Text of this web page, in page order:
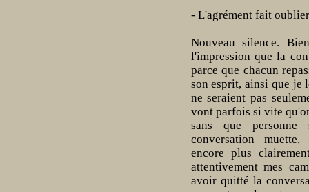
- L'agrément fait
Nouveau silence.
l'impression que la
parce que chacun
son esprit, ainsi que je
ne seraient pas
vont parfois si vite
sans que personne
conversation muette,
encore plus
attentivement mes
avoir quitté la